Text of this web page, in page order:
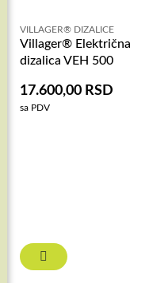
VILLAGER® DIZALICE
Villager® Električna
dizalica VEH 500
17.600,00 RSD
sa PDV